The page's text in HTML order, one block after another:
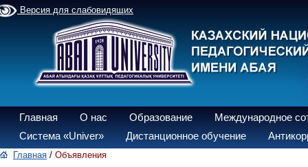
Версия для слабовидящих
Главная О нас Образование
Международное
Система «Univer»
Дистанционное обучение
Главная / Объявления